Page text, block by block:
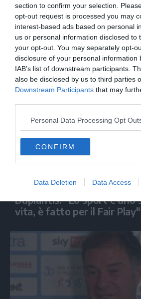
section to confirm your selection.
opt-out request is processed you may
interest-based ads based on personal
us or personal information disclosed to
your opt-out. You may separately opt-
disclosure of your personal information
IAB’s list of downstream participants.
also be disclosed by us to third parties
Downstream Participants that may
Personal Data Processing Opt
CONFIRM
Data Deletion Data Access
SPORT
Michael Jordan in vacanza
moglie Yvette
Duplantis: "Lo sport è uno
vita, è fatto per il Fair Play"